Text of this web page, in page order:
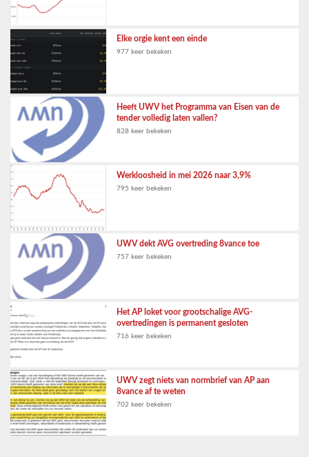
Elke orgie kent een einde
977 keer bekeken
Heeft UWV het Programma van Eisen van de
tender volledig laten vallen?
828 keer bekeken
Werkloosheid in mei 2026 naar 3,9%
795 keer bekeken
UWV dekt AVG overtreding 8vance toe
757 keer bekeken
Het AP loket voor grootschalige AVG-
overtredingen is permanent gesloten
716 keer bekeken
UWV zegt niets van normbrief van AP aan
8vance af te weten
702 keer bekeken